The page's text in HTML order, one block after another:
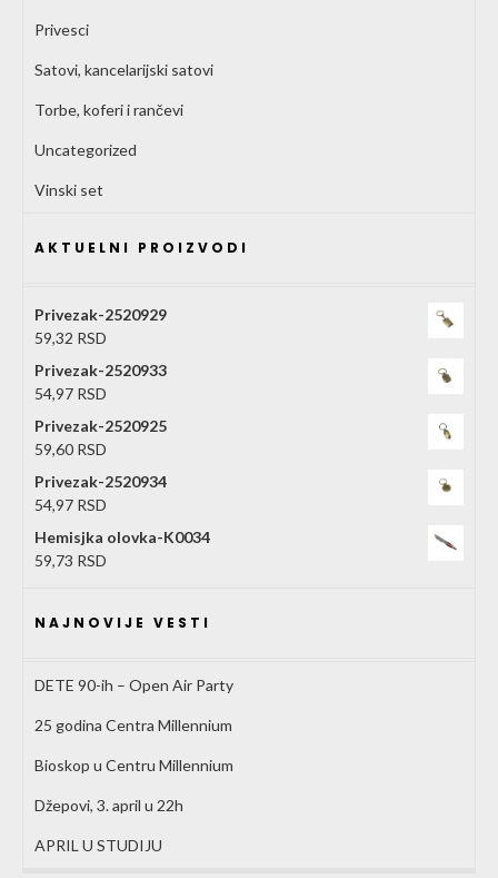
Privesci
Satovi, kancelarijski satovi
Torbe, koferi i rančevi
Uncategorized
Vinski set
AKTUELNI PROIZVODI
Privezak-2520929
59,32 RSD
Privezak-2520933
54,97 RSD
Privezak-2520925
59,60 RSD
Privezak-2520934
54,97 RSD
Hemisjka olovka-K0034
59,73 RSD
NAJNOVIJE VESTI
DETE 90-ih – Open Air Party
25 godina Centra Millennium
Bioskop u Centru Millennium
Džepovi, 3. april u 22h
APRIL U STUDIJU